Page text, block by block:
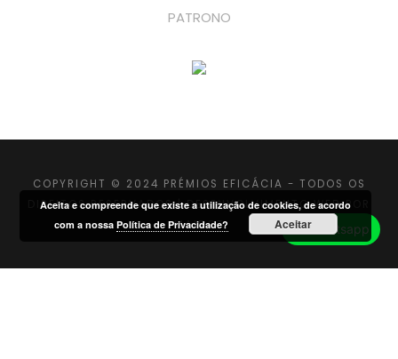
PATRONO
COPYRIGHT © 2024 PRÉMIOS EFICÁCIA - TODOS OS
DIREITOS RESERVADOS |DESENVOLVIMENTO WEBPOR
MAIDOT
Aceita e compreende que existe a utilização de cookies, de acordo
com a nossa Política de Privacidade? AceitarWhatsapp